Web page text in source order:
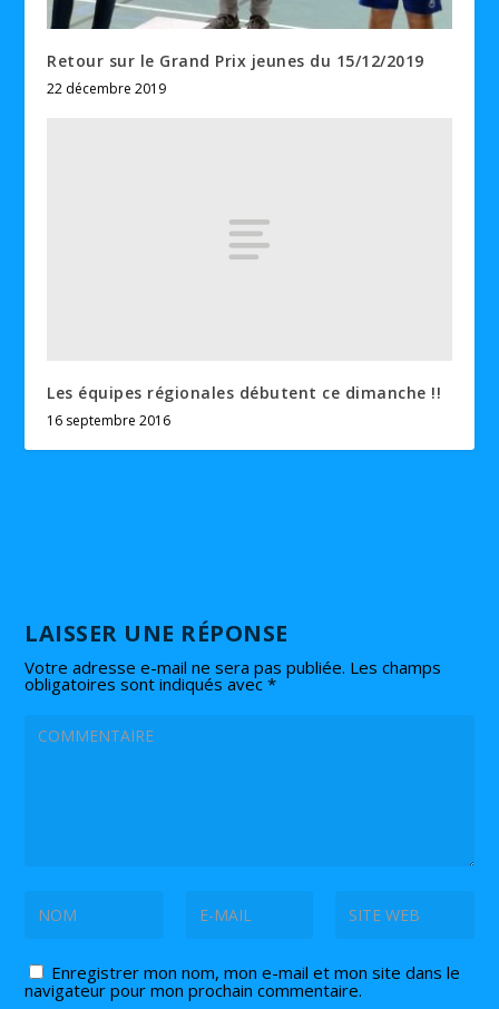
Retour sur le Grand Prix jeunes du 15/12/2019
22 décembre 2019
Les équipes régionales débutent ce dimanche !!
16 septembre 2016
LAISSER UNE RÉPONSE
Votre adresse e-mail ne sera pas publiée. Les champs
obligatoires sont indiqués avec*
Enregistrer mon nom, mon e-mail et mon site dans le
navigateur pour mon prochain commentaire.